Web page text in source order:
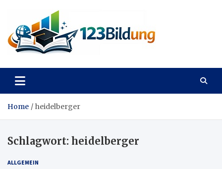
content
123Bildung
Home heidelberger
Schlagwort: heidelberger
ALLGEMEIN